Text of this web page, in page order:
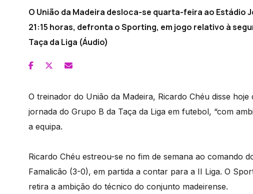
O União da Madeira desloca-se quarta-feira ao Estádio
21:15 horas, defronta o Sporting, em jogo relativo à
Taça da Liga (Áudio)
O treinador do União da Madeira, Ricardo Chéu disse
jornada do Grupo B da Taça da Liga em futebol, “com
a equipa.
Ricardo Chéu estreou-se no fim de semana ao comando
Famalicão (3-0), em partida a contar para a II Liga. O
retira a ambição do técnico do conjunto madeirense.